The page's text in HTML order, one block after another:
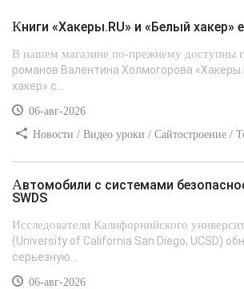
Книги «Хакеры.RU» и «Белый
В нашем магазине по-прежнему доступны
романов Валентина Холмогорова
хакер» с...
06-авг-2026
Новости / Видео уроки / Сайтостроение /
Автомобили с системами безопасности KARR и
SWDS
Исследователи Калифорнийского
(University of California San Diego, UCSD)
серьезную...
06-авг-2026